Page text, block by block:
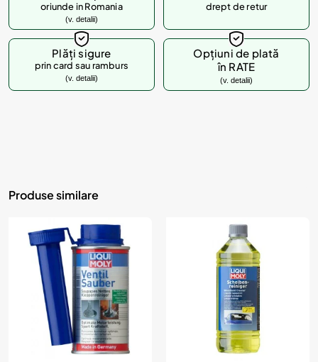
oriunde in Romania
(v. detalii)
drept de retur
Plăți sigure
prin card sau ramburs
(v. detalii)
Opțiuni de plată
în RATE
(v. detalii)
Produse similare